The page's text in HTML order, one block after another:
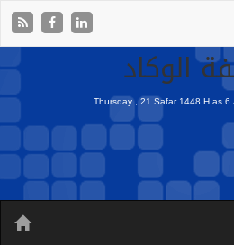
الوكاد
Thursday , 21 Safar 1448 H as6